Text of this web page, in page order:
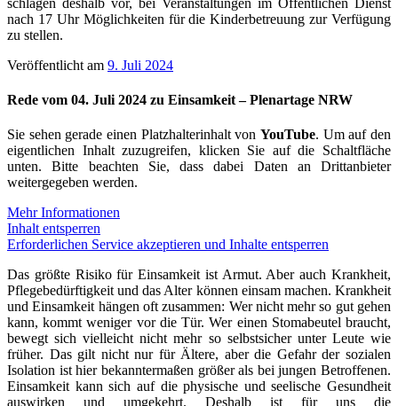
nach 17 Uhr Möglichkeiten für die Kinderbetreuung zur Verfügung
zu stellen.
Veröffentlicht am 9. Juli 2024
Rede vom 04. Juli 2024 zu Einsamkeit – Plenartage NRW
Sie sehen gerade einen Platzhalterinhalt von YouTube. Um auf den
eigentlichen Inhalt zuzugreifen, klicken Sie auf die Schaltfläche
unten. Bitte beachten Sie, dass dabei Daten an Drittanbieter
weitergegeben werden.
Mehr Informationen
Inhalt entsperren
Erforderlichen Service akzeptieren und Inhalte entsperren
Das größte Risiko für Einsamkeit ist Armut. Aber auch Krankheit,
Pflegebedürftigkeit und das Alter können einsam machen. Krankheit
und Einsamkeit hängen oft zusammen: Wer nicht mehr so gut gehen
kann, kommt weniger vor die Tür. Wer einen Stomabeutel braucht,
bewegt sich vielleicht nicht mehr so selbstsicher unter Leute wie
früher. Das gilt nicht nur für Ältere, aber die Gefahr der sozialen
Isolation ist hier bekanntermaßen größer als bei jungen Betroffenen.
Einsamkeit kann sich auf die physische und seelische Gesundheit
auswirken und umgekehrt. Deshalb ist für uns die